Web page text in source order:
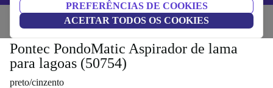
PREFERÊNCIAS DE COOKIES
ACEITAR TODOS OS COOKIES
Início Jardim Ferramentas de jardim
Pontec PondoMatic Aspirador de lama
para lagoas (50754)
preto/cinzento